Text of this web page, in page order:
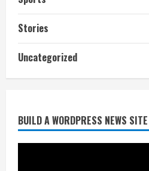
Stories
Uncategorized
BUILD A WORDPRESS NEWS
July 24, 2026
निर्धारित
जाएगा परीक्षण,